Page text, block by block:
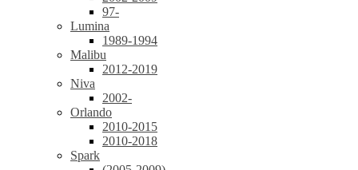
97-
Lumina
1989-1994
Malibu
2012-2019
Niva
2002-
Orlando
2010-2015
2010-2018
Spark